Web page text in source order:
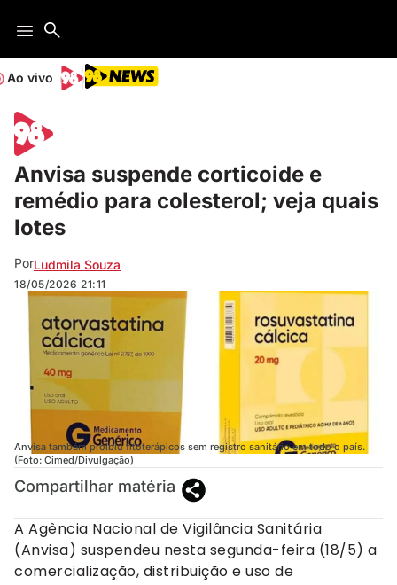
Ao vivo
Anvisa suspende corticoide e
remédio para colesterol; veja quais
lotes
PorLudmila Souza
18/05/2026 21:11
Anvisa também proibiu fitoterápicos sem registro sanitário em todo o país.
(Foto: Cimed/Divulgação)
Compartilhar matéria
A Agência Nacional de Vigilância Sanitária
(Anvisa) suspendeu nesta segunda-feira (18/5) a
comercialização, distribuição e uso de